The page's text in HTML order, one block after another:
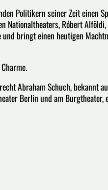
Politikern seiner Zeit einen
Nationaltheaters, Róbert
bringt einen heutigen
Abraham Schuch, bekannt
Berlin und am